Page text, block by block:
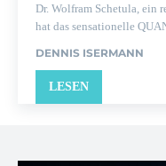
Dr. Wolfram Schetula, ein
hat das sensationelle
DENNIS ISERMANN
LESEN